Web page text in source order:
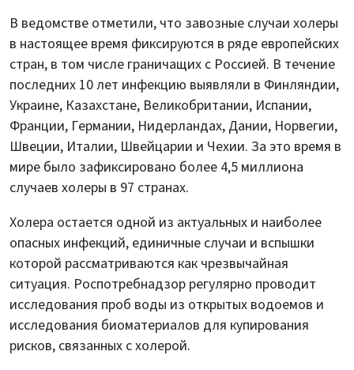
В ведомстве отметили, что завозные случаи холеры
в настоящее время фиксируются в ряде европейских
стран, в том числе граничащих с Россией. В течение
последних 10 лет инфекцию выявляли в Финляндии,
Украине, Казахстане, Великобритании, Испании,
Франции, Германии, Нидерландах, Дании, Норвегии,
Швеции, Италии, Швейцарии и Чехии. За это время в
мире было зафиксировано более 4,5 миллиона
случаев холеры в 97 странах.
Холера остается одной из актуальных и наиболее
опасных инфекций, единичные случаи и вспышки
которой рассматриваются как чрезвычайная
ситуация. Роспотребнадзор регулярно проводит
исследования проб воды из открытых водоемов и
исследования биоматериалов для купирования
рисков, связанных с холерой.